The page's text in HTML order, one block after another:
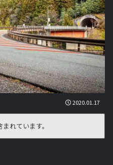
2020.01.17
れています。